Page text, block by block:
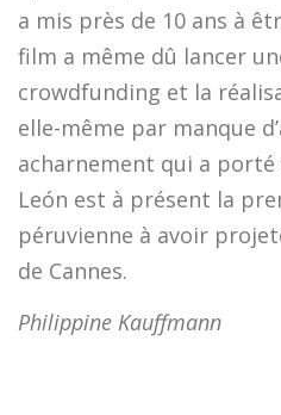
a mis près de 10 ans à
film a même dû lancer
crowdfunding et la
elle-même par manque
acharnement qui a
León est à présent la
péruvienne à avoir
de Cannes.
Philippine Kauffmann